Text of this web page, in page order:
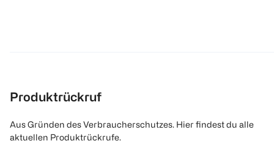
Produktrückruf
Aus Gründen des Verbraucherschutzes. Hier findest du alle
aktuellen Produktrückrufe.